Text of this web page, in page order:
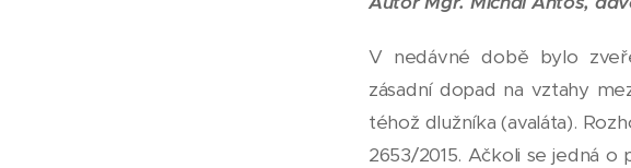
V nedávné době bylo
zásadní dopad na vztahy
téhož dlužníka (avaláta).
2653/2015. Ačkoli se jedná